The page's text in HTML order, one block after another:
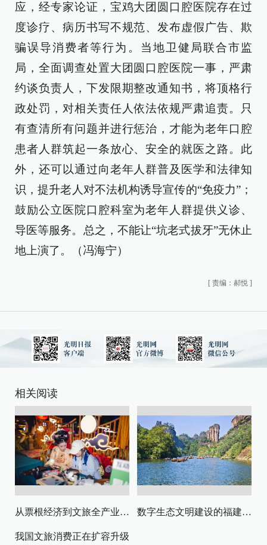
应，经专家论证，宝鸡大团圆口腔医院存在过
度诊疗、病历书写不规范、发布虚假广告、欺
骗误导消费者等行为。当地卫健局联合市监
局，全面调查处置大团圆口腔医院一事，严肃
约谈负责人，下发限期整改通知书，将顶格行
政处罚，对相关责任人依法依规严肃追责。只
有查清所有问题并进行惩治，才能为老年口腔
患者人群筑起一条放心、安全的就医之路。此
外，还可以通过向老年人群普及医学和法律知
识，提升老人对不法机构诱导宣传的“免疫力”；
鼓励公立医院口腔科室为老年人群提供义诊、
导医等服务。总之，不能让“坑老式拔牙”无休止
地上演了。（冯海宁）
[ 责编：郝悦 ]
相关阅读
从票根经济到文旅全产业链升级 数字生态文明建设的福建路径与启示
我国文旅消费正在扩容升级